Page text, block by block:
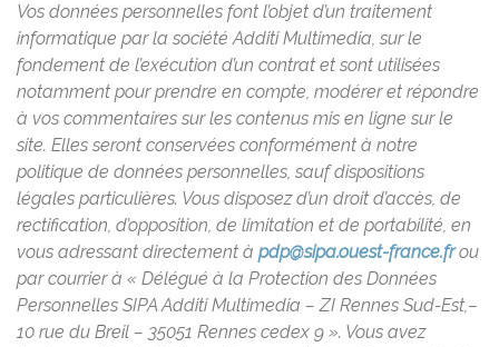
Vos données personnelles font l’objet d’un traitement
informatique par la société Additi Multimedia, sur le
fondement de l’exécution d’un contrat et sont utilisées
notamment pour prendre en compte, modérer et répondre
à vos commentaires sur les contenus mis en ligne sur le
site. Elles seront conservées conformément à notre
politique de données personnelles, sauf dispositions
légales particulières. Vous disposez d’un droit d’accès, de
rectification, d’opposition, de limitation et de portabilité, en
vous adressant directement à pdp@sipa.ouest-france.frou
par courrier à « Délégué à la Protection des Données
Personnelles SIPA Additi Multimedia – ZI Rennes Sud-Est,–
10 rue du Breil – 35051 Rennes cedex 9 ». Vous avez